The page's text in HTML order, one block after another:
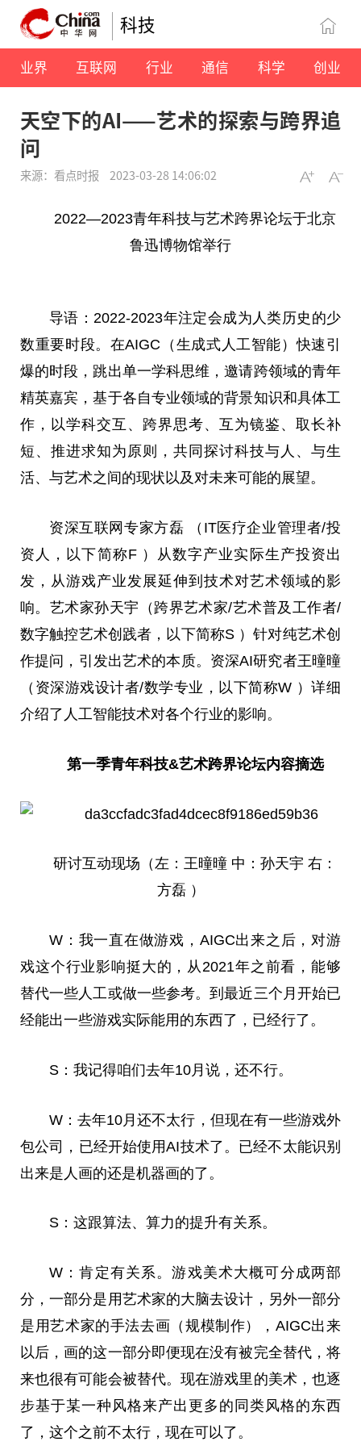
科技
业界 互联网 行业 通信 科学 创业
天空下的AI——艺术的探索与跨界追
问
来源：看点时报 2023-03-28 14:06:02
2022—2023青年科技与艺术跨界论坛于北京
鲁迅博物馆举行
导语：2022-2023年注定会成为人类历史的少
数重要时段。在AIGC（生成式人工智能）快速引
爆的时段，跳出单一学科思维，邀请跨领域的青年
精英嘉宾，基于各自专业领域的背景知识和具体工
作，以学科交互、跨界思考、互为镜鉴、取长补
短、推进求知为原则，共同探讨科技与人、与生
活、与艺术之间的现状以及对未来可能的展望。
资深互联网专家方磊 （IT医疗企业管理者/投
资人，以下简称F ）从数字产业实际生产投资出
发，从游戏产业发展延伸到技术对艺术领域的影
响。艺术家孙天宇（跨界艺术家/艺术普及工作者/
数字触控艺术创践者，以下简称S ）针对纯艺术创
作提问，引发出艺术的本质。资深AI研究者王曈曈
（资深游戏设计者/数学专业，以下简称W ）详细
介绍了人工智能技术对各个行业的影响。
第一季青年科技&艺术跨界论坛内容摘选
研讨互动现场（左：王曈曈 中：孙天宇 右：
方磊 ）
W：我一直在做游戏，AIGC出来之后，对游
戏这个行业影响挺大的，从2021年之前看，能够
替代一些人工或做一些参考。到最近三个月开始已
经能出一些游戏实际能用的东西了，已经行了。
S：我记得咱们去年10月说，还不行。
W：去年10月还不太行，但现在有一些游戏外
包公司，已经开始使用AI技术了。已经不太能识别
出来是人画的还是机器画的了。
S：这跟算法、算力的提升有关系。
W：肯定有关系。游戏美术大概可分成两部
分，一部分是用艺术家的大脑去设计，另外一部分
是用艺术家的手法去画（规模制作），AIGC出来
以后，画的这一部分即便现在没有被完全替代，将
来也很有可能会被替代。现在游戏里的美术，也逐
步基于某一种风格来产出更多的同类风格的东西
了，这个之前不太行，现在可以了。